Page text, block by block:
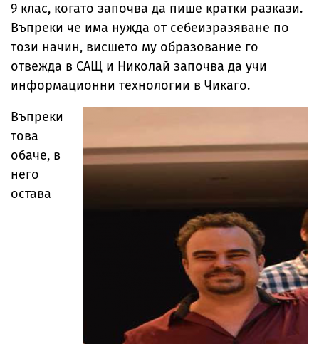
9 клас, когато започва да пише кратки разкази.
Въпреки че има нужда от себеизразяване по
този начин, висшето му образование го
отвежда в САЩ и Николай започва да учи
информационни технологии в Чикаго.
Въпреки
това
обаче, в
него
остава